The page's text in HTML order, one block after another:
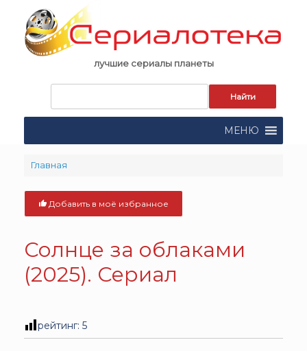
content
лучшие сериалы планеты
поиска:
МЕНЮ
Главная
Добавить в моё избранное
Солнце за облаками
(2025). Сериал
рейтинг: 5